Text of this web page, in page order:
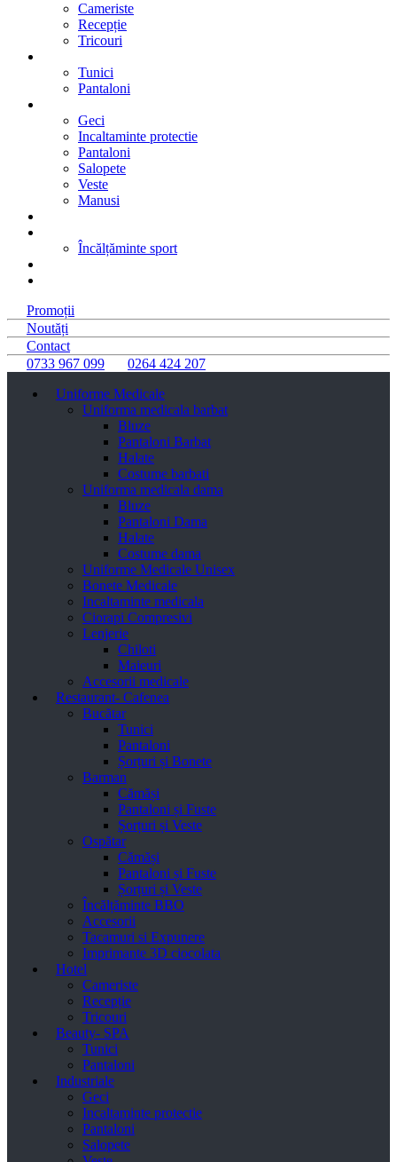
Cameriste
Recepție
Tricouri
Tunici
Pantaloni
Geci
Incaltaminte protectie
Pantaloni
Salopete
Veste
Manusi
Încălțăminte sport
Promoții
Noutăți
Contact
0733 967 099
0264 424 207
Uniforme Medicale
Uniforma medicala barbat
Bluze
Pantaloni Barbat
Halate
Costume barbati
Uniforma medicala dama
Bluze
Pantaloni Dama
Halate
Costume dama
Uniforme Medicale Unisex
Bonete Medicale
Incaltaminte medicala
Ciorapi Compresivi
Lenjerie
Chiloti
Maieuri
Accesorii medicale
Restaurant- Cafenea
Bucătar
Tunici
Pantaloni
Șorțuri și Bonete
Barman
Cămăși
Pantaloni și Fuste
Șorțuri și Veste
Ospătar
Cămăși
Pantaloni și Fuste
Șorțuri și Veste
Încălțăminte BBO
Accesorii
Tacamuri si Expunere
Imprimante 3D ciocolata
Hotel
Cameriste
Recepție
Tricouri
Beauty- SPA
Tunici
Pantaloni
Industriale
Geci
Incaltaminte protectie
Pantaloni
Salopete